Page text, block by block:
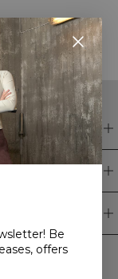
des offres
Be
offers